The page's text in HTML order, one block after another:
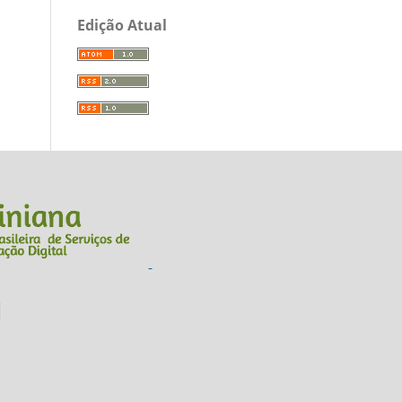
Edição Atual